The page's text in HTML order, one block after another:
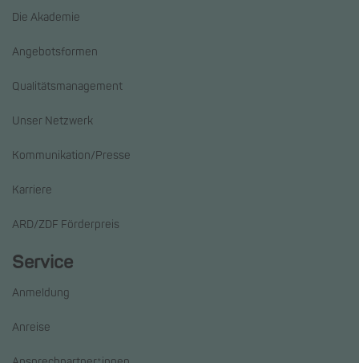
Die Akademie
Angebotsformen
Qualitätsmanagement
Unser Netzwerk
Kommunikation/Presse
Karriere
ARD/ZDF Förderpreis
Service
Anmeldung
Anreise